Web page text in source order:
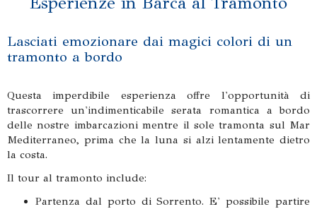
Lasciati emozionare dai magici colori di un
tramonto a bordo
Questa imperdibile esperienza offre l'opportunità di
trascorrere un'indimenticabile serata romantica a bordo
delle nostre imbarcazioni mentre il sole tramonta sul Mar
Mediterraneo, prima che la luna si alzi lentamente dietro
la costa.
Il tour al tramonto include:
Partenza dal porto di Sorrento. E' possibile partire